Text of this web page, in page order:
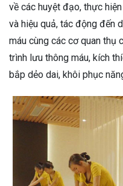
về các huyệt đạo, thực
và hiệu quả, tác động đến
máu cùng các cơ quan thụ
trình lưu thông máu, kích
bắp dẻo dai, khôi phục